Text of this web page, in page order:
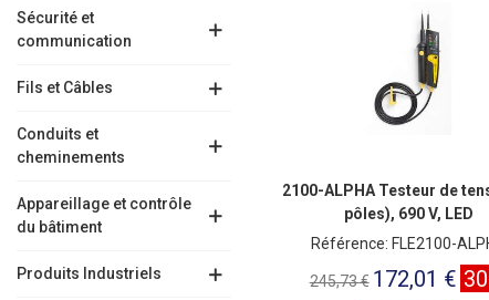
Sécurité et
communication
Fils et Câbles
Conduits et
cheminements
Appareillage et contrôle
du bâtiment
Produits Industriels
2100-ALPHA Testeur de
pôles), 690 V, LED
Référence: FLE2100-
245,73 € 172,01 €